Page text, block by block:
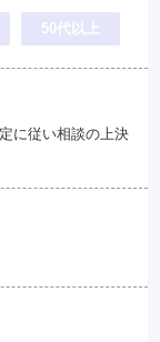
50代以上
に従い相談の上決